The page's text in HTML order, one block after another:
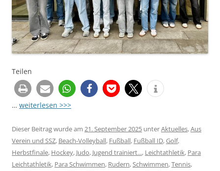
Teilen
… weiterlesen >>>
Dieser Beitrag wurde am 21. September 2025 unterAktuelles,Aus
Verein und SSZ, Beach-Volleyball, Fußball, Fußball ID,Golf,
Herbstfinale, Hockey, Judo, Jugend trainiert..., Leichtathletik, Para
Leichtathletik, Para Schwimmen, Rudern,Schwimmen,Tennis,